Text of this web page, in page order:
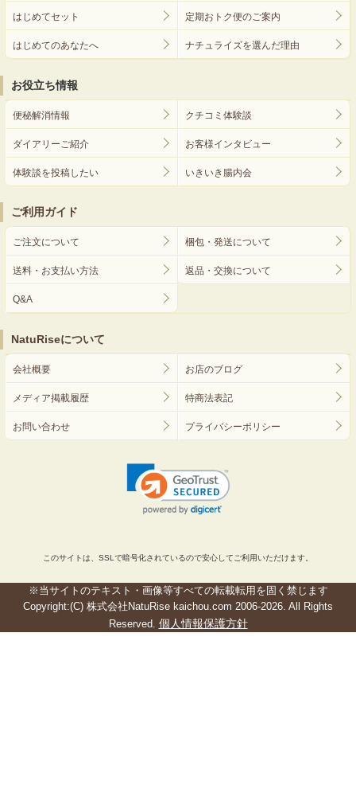
はじめてセット 定期おトク便のご案内
はじめてのあなたへ ナチュライズを選んだ理由
お役立ち情報
便秘解消情報 クチコミ体験談
ダイアリーご紹介 お客様インタビュー
体験談を投稿したい いきいき腸内会
ご利用ガイド
ご注文について 梱包・発送について
送料・お支払い方法 返品・交換について
Q&A
NatuRiseについて
会社概要 お店のブログ
メディア掲載履歴 特商法表記
お問い合わせ プライバシーポリシー
このサイトは、SSLで暗号化されているので安心してご利用いただけます。
※当サイトのテキスト・画像等すべての転載転用を固く禁じます
Copyright:(C) 株式会社NatuRise kaichou.com 2006-2026. All Rights
Reserved. 個人情報保護方針